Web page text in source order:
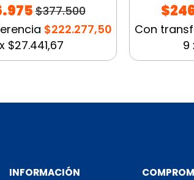
$377.500
$222.277,50
x $27.441,67
Con
9
INFORMACIÓN